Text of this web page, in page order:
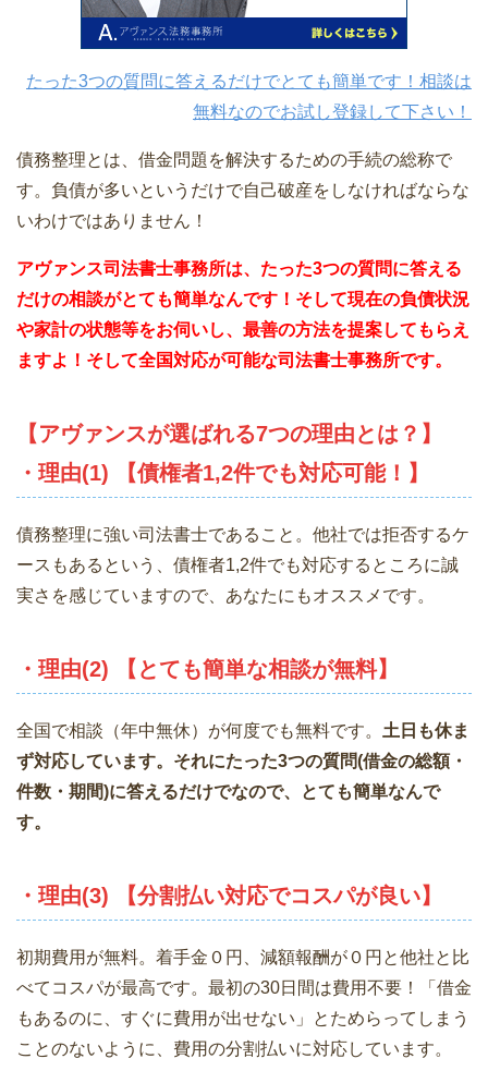
たった3つの質問に答えるだけでとても簡単です！相談は
無料なのでお試し登録して下さい！
債務整理とは、借金問題を解決するための手続の総称で
す。負債が多いというだけで自己破産をしなければならな
いわけではありません！
アヴァンス司法書士事務所は、 たった3つの質問に答える
だけの相談がとても簡単なんです！そして現在の負債状況
や家計の状態等をお伺いし、最善の方法を提案してもらえ
ますよ！そして全国対応が可能な司法書士事務所です。
【アヴァンスが選ばれる7つの理由とは？】
・理由(1) 【債権者1,2件でも対応可能！】
債務整理に強い司法書士であること。他社では拒否するケ
ースもあるという、債権者1,2件でも対応するところに誠
実さを感じていますので、あなたにもオススメです。
・理由(2) 【とても簡単な相談が無料】
全国で相談（年中無休）が何度でも無料です。 土日も休ま
ず対応しています。それにたった3つの質問(借金の総額・
件数・期間)に答えるだけでなので、とても簡単なんで
す。
・理由(3) 【分割払い対応でコスパが良い】
初期費用が無料。着手金０円、減額報酬が０円と他社と比
べてコスパが最高です。最初の30日間は費用不要！「借金
もあるのに、すぐに費用が出せない」とためらってしまう
ことのないように、費用の分割払いに対応しています。